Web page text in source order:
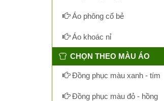
Áo phông cổ bẻ
Áo khoác nỉ
CHỌN THEO MÀU ÁO
Đồng phục màu xanh - tím
Đồng phục màu đỏ - hồng